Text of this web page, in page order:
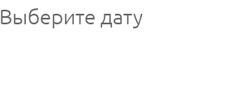
Выберите дату